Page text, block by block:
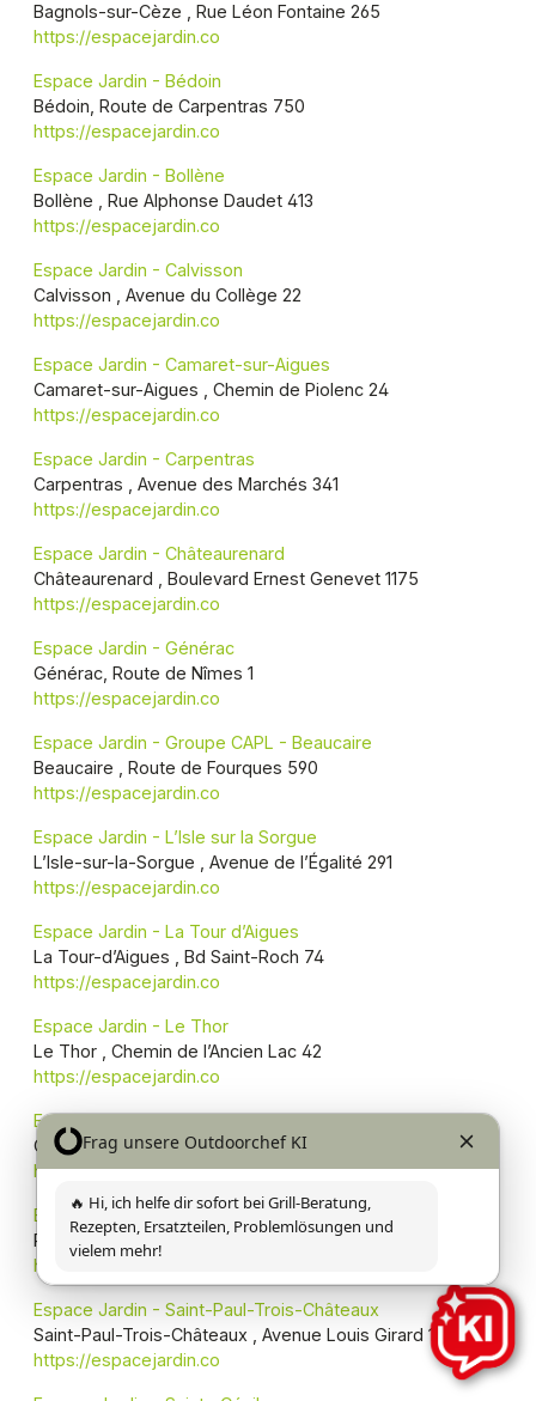
Bagnols-sur-Cèze , Rue Léon Fontaine 265
https://espacejardin.co
Espace Jardin - Bédoin
Bédoin, Route de Carpentras 750
https://espacejardin.co
Espace Jardin - Bollène
Bollène , Rue Alphonse Daudet 413
https://espacejardin.co
Espace Jardin - Calvisson
Calvisson , Avenue du Collège 22
https://espacejardin.co
Espace Jardin - Camaret-sur-Aigues
Camaret-sur-Aigues , Chemin de Piolenc 24
https://espacejardin.co
Espace Jardin - Carpentras
Carpentras , Avenue des Marchés 341
https://espacejardin.co
Espace Jardin - Châteaurenard
Châteaurenard , Boulevard Ernest Genevet 1175
https://espacejardin.co
Espace Jardin - Générac
Générac, Route de Nîmes 1
https://espacejardin.co
Espace Jardin - Groupe CAPL - Beaucaire
Beaucaire , Route de Fourques 590
https://espacejardin.co
Espace Jardin - L’Isle sur la Sorgue
L’Isle-sur-la-Sorgue , Avenue de l’Égalité 291
https://espacejardin.co
Espace Jardin - La Tour d’Aigues
La Tour-d’Aigues , Bd Saint-Roch 74
https://espacejardin.co
Espace Jardin - Le Thor
Le Thor , Chemin de l’Ancien Lac 42
https://espacejardin.co
Espace Jardin - Orange
Orange , Rue Paul Marquion 12
https://espacejardin.co
Espace Jardin - Remoulins
Remoulins, Impasse de l’Arnède Haute 1
https://espacejardin.co
Espace Jardin - Saint-Paul-Trois-Châteaux
Saint-Paul-Trois-Châteaux , Avenue Louis Girard 1
https://espacejardin.co